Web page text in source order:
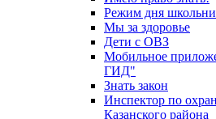
Режим дня
Мы за здоровье
Дети с ОВЗ
Мобильное
ГИД"
Знать закон
Инспектор по
Казанского района